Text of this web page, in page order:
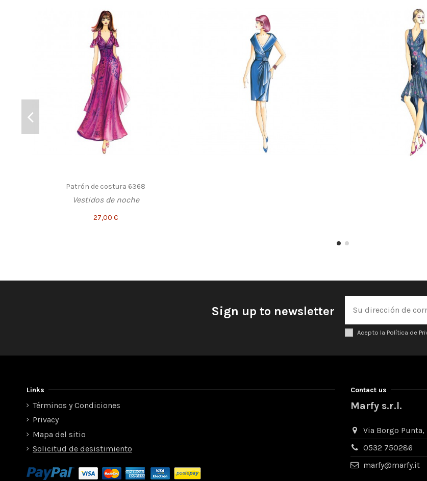
Patrón de costura 6368
Vestidos de noche
27,00 €
Sign up to newsletter
Acepto la Política de
Links
Términos y Condiciones
Privacy
Mapa del sitio
Solicitud de desistimiento
Contact us
Marfy s.r.l.
Via Borgo
0532 750286
marfy@marfy.it